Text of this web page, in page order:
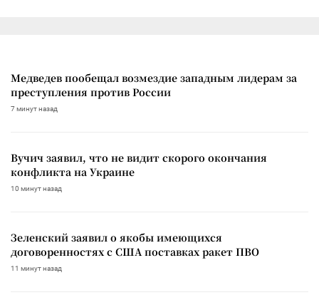
Медведев пообещал возмездие западным лидерам за
преступления против России
7 минут назад
Вучич заявил, что не видит скорого окончания
конфликта на Украине
10 минут назад
Зеленский заявил о якобы имеющихся
договоренностях с США поставках ракет ПВО
11 минут назад